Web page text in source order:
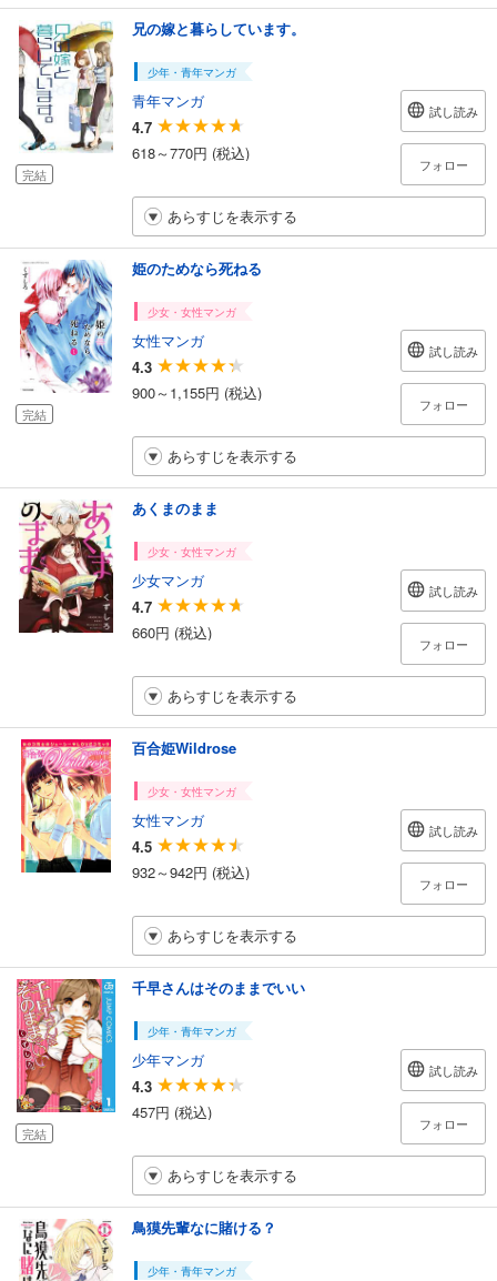
完結
兄の嫁と暮らしています。
少年・青年マンガ
青年マンガ
4.7
618～770円 (税込)
試し読み
フォロー
あらすじを表示する
完結
姫のためなら死ねる
少女・女性マンガ
女性マンガ
4.3
900～1,155円 (税込)
試し読み
フォロー
あらすじを表示する
あくまのまま
少女・女性マンガ
少女マンガ
4.7
660円 (税込)
試し読み
フォロー
あらすじを表示する
百合姫Wildrose
少女・女性マンガ
女性マンガ
4.5
932～942円 (税込)
試し読み
フォロー
あらすじを表示する
完結
千早さんはそのままでいい
少年・青年マンガ
少年マンガ
4.3
457円 (税込)
試し読み
フォロー
あらすじを表示する
鳥獏先輩なに賭ける？
少年・青年マンガ